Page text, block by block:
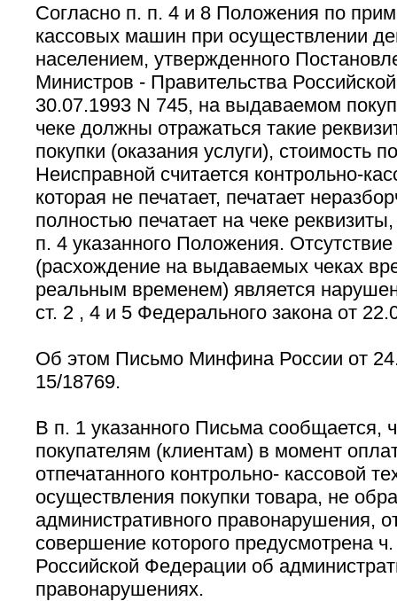
Согласно п. п. 4 и 8 Положения по
кассовых машин при осуществлении
населением, утвержденного
Министров - Правительства
30.07.1993 N 745, на выдаваемом
чеке должны отражаться такие
покупки (оказания услуги), стоимость
Неисправной считается контрольно-
которая не печатает, печатает
полностью печатает на чеке
п. 4 указанного Положения.
(расхождение на выдаваемых чеках
реальным временем) является
ст. 2 , 4 и 5 Федерального закона от
Об этом Письмо Минфина России от
15/18769.
В п. 1 указанного Письма сообщается,
покупателям (клиентам) в момент
отпечатанного контрольно- кассовой
осуществления покупки товара, не
административного правонарушения,
совершение которого предусмотрена
Российской Федерации об
правонарушениях.